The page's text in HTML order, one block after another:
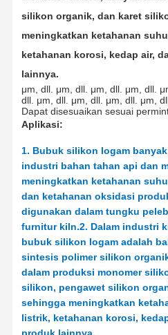
Rumah Produk
Kontrol
Kualitas
Hubungi
silikon organik, dan karet
meningkatkan ketahanan
ketahanan korosi, kedap air,
lainnya.
μm , dll. μm , dll. μm , dll. μm , dll.
dll. μm , dll. μm , dll. μm , dll. μm ,
Dapat disesuaikan sesuai
Aplikasi:
1. Bubuk silikon logam
industri bahan tahan api dan
meningkatkan ketahanan
dan ketahanan oksidasi
digunakan dalam tungku
furnitur kiln.2. Dalam industri
bubuk silikon logam adalah
sintesis polimer silikon
dalam produksi monomer
silikon, pengawet silikon
sehingga meningkatkan
listrik, ketahanan korosi,